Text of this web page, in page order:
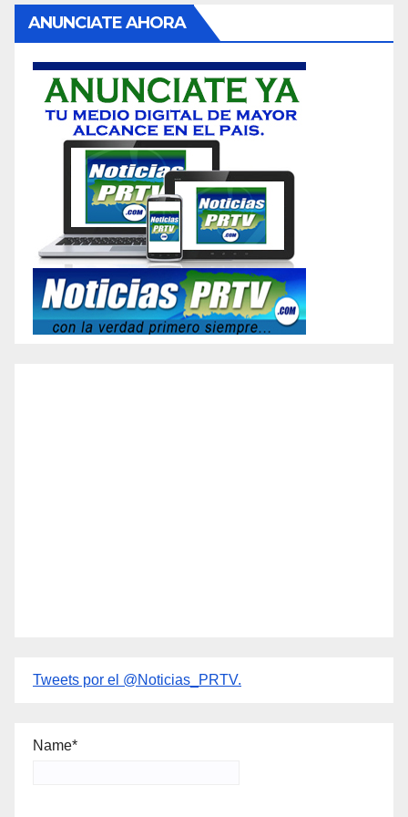
ANUNCIATE AHORA
Tweets por el @Noticias_PRTV.
Name*